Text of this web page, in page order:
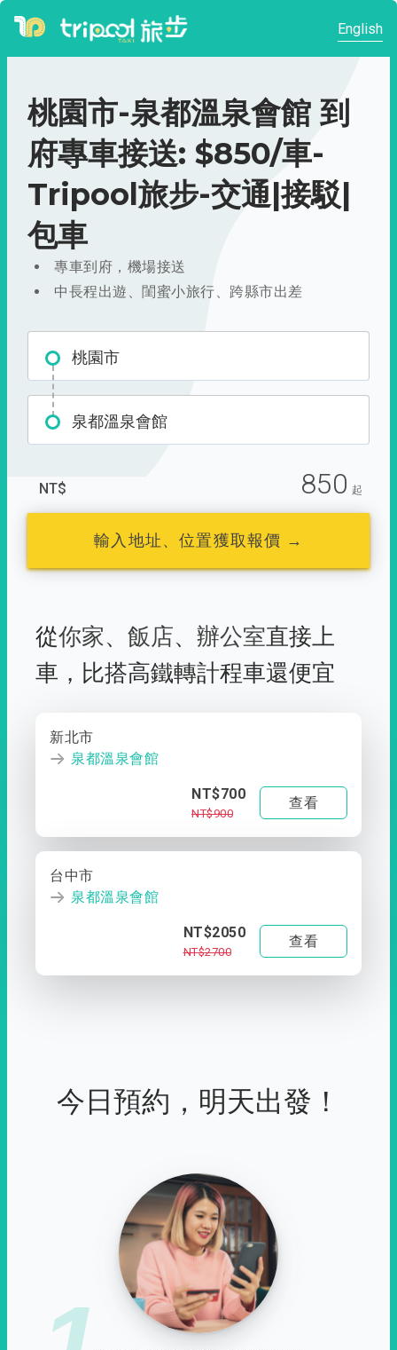
English
桃園市-泉都溫泉會館 到
府專車接送: $850/車-
Tripool旅步-交通|接駁|
包車
專車到府，機場接送
中長程出遊、閨蜜小旅行、跨縣市出差
桃園市
泉都溫泉會館
NT$ 850 起
輸入地址、位置獲取報價 →
從你家、 飯店、 辦公室直接上
車， 比搭高鐵轉計程車還便宜
新北市
泉都溫泉會館
NT$700
NT$900
查看
台中市
泉都溫泉會館
NT$2050
NT$2700
查看
今日預約，明天出發！